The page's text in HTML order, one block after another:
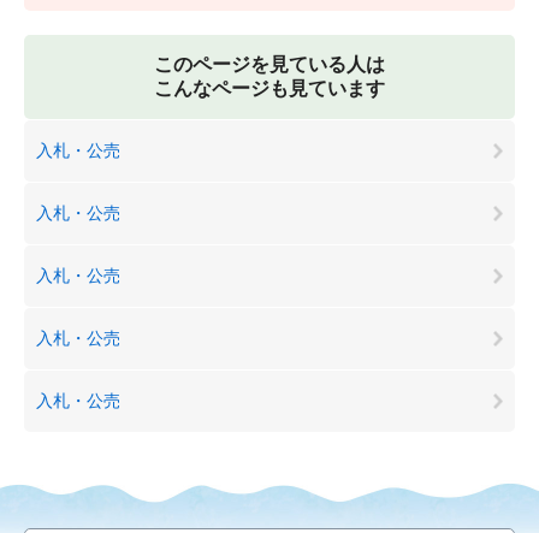
このページを見ている人は
こんなページも見ています
入札・公売
入札・公売
入札・公売
入札・公売
入札・公売